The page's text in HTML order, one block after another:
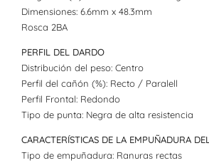
Dimensiones: 6.6mm x 48.3mm
Rosca 2BA
PERFIL DEL DARDO
Distribución del peso: Centro
Perfil del cañón (%): Recto / Paralell
Perfil Frontal: Redondo
Tipo de punta: Negra de alta resistencia
CARACTERÍSTICAS DE LA EMPUÑADURA
Tipo de empuñadura: Ranuras rectas